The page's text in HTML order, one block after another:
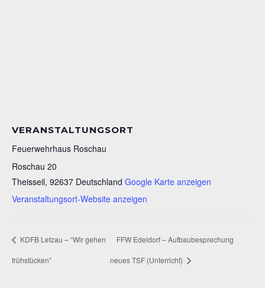
VERANSTALTUNGSORT
Feuerwehrhaus Roschau
Roschau 20
Theisseil, 92637 Deutschland Google Karte anzeigen
Veranstaltungsort-Website anzeigen
KDFB Letzau – “Wir gehen
frühstücken”
FFW Edeldorf – Aufbaubesprechung
neues TSF (Unterricht)